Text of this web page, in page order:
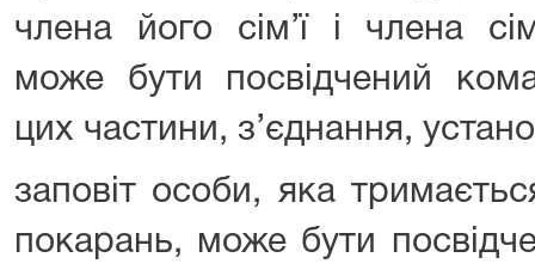
члена його сім’ї і члена
може бути посвідчений
цих частини, з’єднання,
заповіт особи, яка
покарань, може бути